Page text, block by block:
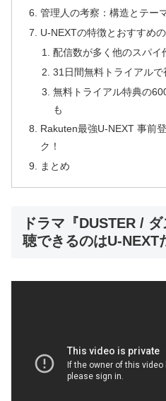
管理人の考察：構造とテー
U-NEXTの特徴とおすすめ
配信数が多く他のスパイ
31日間無料トライアルで
無料トライアル特典の
も
Rakuten最強U-NEXT 事前
ク！
まとめ
ドラマ『DUSTER /
聴できるのはU-NEXT